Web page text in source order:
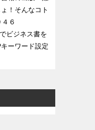
！そんなコト
４６
ビジネス書を
ーワード設定